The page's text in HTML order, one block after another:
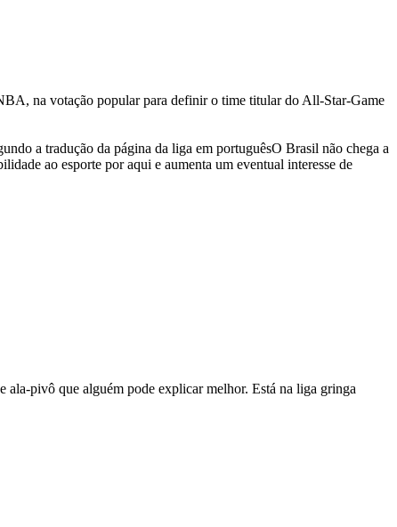
na votação popular para definir o time titular do All-Star-Game
a tradução da página da liga em portuguêsO Brasil não chega a
ao esporte por aqui e aumenta um eventual interesse de
ala-pivô que alguém pode explicar melhor. Está na liga gringa